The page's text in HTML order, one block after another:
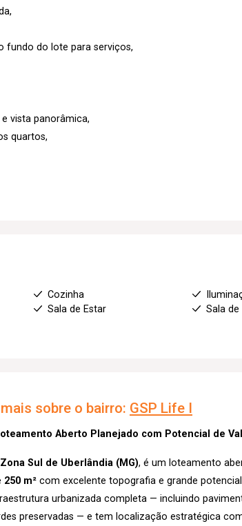
fundo do lote para serviços,
vista panorâmica,
quartos,
Cozinha
Sala de Estar
Sala
sobre o bairro: GSP Life I
Aberto Planejado com Potencial de
Zona Sul de Uberlândia (MG), é um loteamento
250 m² com excelente topografia e grande
urbanizada completa — incluindo
preservadas — e tem localização estratégica